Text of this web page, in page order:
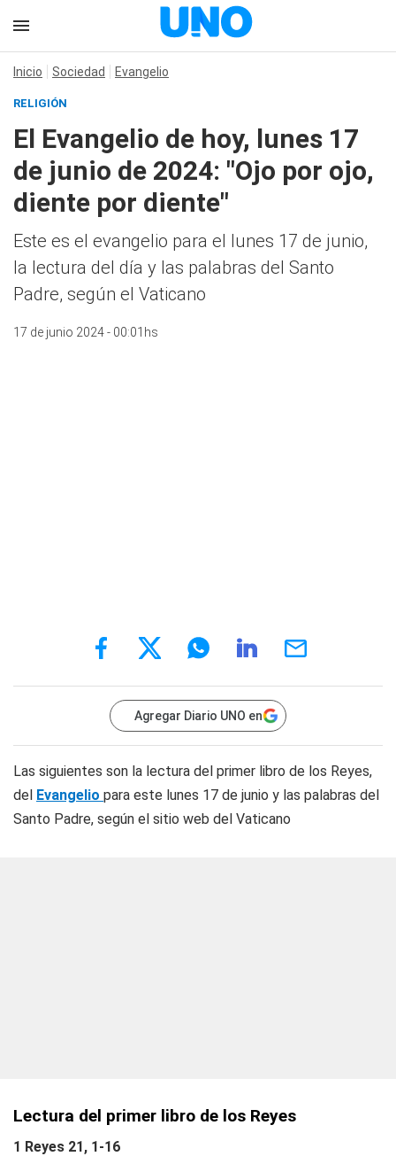
Inicio Sociedad Evangelio
RELIGIÓN
El Evangelio de hoy, lunes 17
de junio de 2024: "Ojo por ojo,
diente por diente"
Este es el evangelio para el lunes 17 de junio,
la lectura del día y las palabras del Santo
Padre, según el Vaticano
17 de junio 2024 - 00:01hs
Agregar Diario UNO en
Las siguientes son la lectura del primer libro de los Reyes,
del Evangelio para este lunes 17 de junio y las palabras del
Santo Padre, según el sitio web del Vaticano
Lectura del primer libro de los Reyes
1 Reyes 21, 1-16